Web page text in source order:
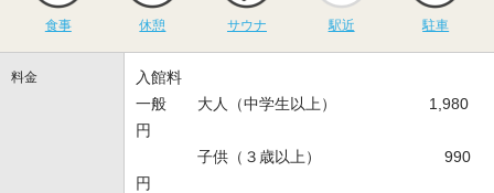
食事 休憩 サウナ 駅近 駐車
料金
入館料
一般 大人（中学生以上） 1,980
円
子供（３歳以上） 990
円